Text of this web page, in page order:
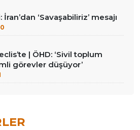
‘Savaşabiliriz’ mesajı
| ÖHD: ‘Sivil toplum
görevler düşüyor’